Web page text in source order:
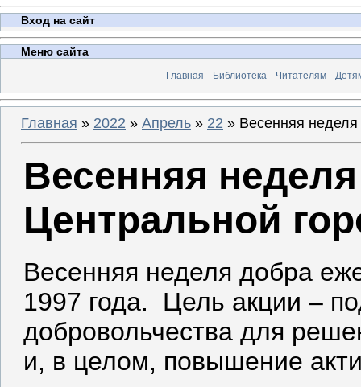
Вход на сайт
Меню сайта
Главная Библиотека Читателям
Главная » 2022 » Апрель » 22 » Весенняя неделя
Весенняя
Центральной
Весенняя неделя добра
1997 года. Цель акции –
добровольчества для
и, в целом, повышение